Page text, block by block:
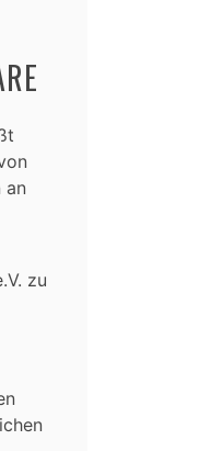
an
zu